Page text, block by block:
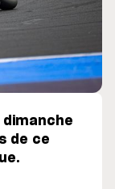
dimanche
de ce